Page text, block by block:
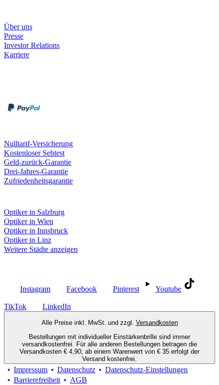
Über uns
Presse
Investor Relations
Karriere
Nulltarif-Versicherung
Kostenloser Sehtest
Geld-zurück-Garantie
Drei-Jahres-Garantie
Zufriedenheitsgarantie
Optiker in Salzburg
Optiker in Wien
Optiker in Innsbruck
Optiker in Linz
Weitere Städte anzeigen
Instagram Facebook Pinterest Youtube
TikTok LinkedIn
Alle Preise inkl. MwSt. und zzgl. Versandkosten
Bestellungen mit individueller Einstärkenbrille sind immer
versandkostenfrei. Für alle anderen Bestellungen betragen die
Versandkosten € 4,90; ab einem Warenwert von € 35 erfolgt der
Versand kostenfrei.
Impressum Datenschutz
Datenschutz-Einstellungen
Barrierefreiheit
AGB